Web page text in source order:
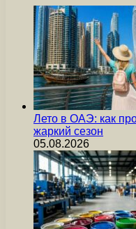
Лето в ОАЭ: как
жаркий сезон
05.08.2026